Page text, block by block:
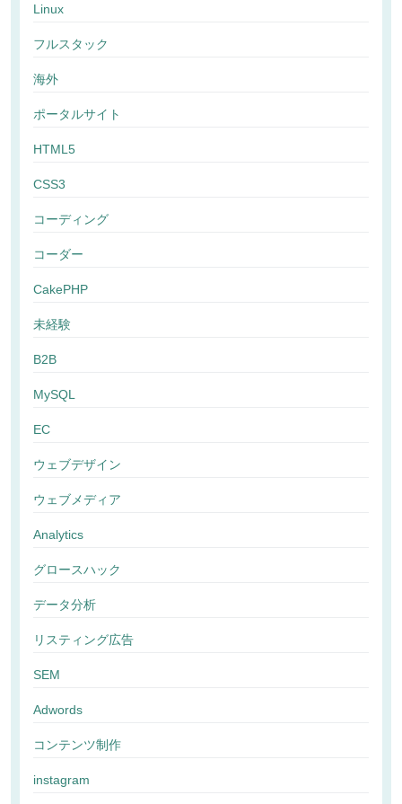
Linux
フルスタック
海外
ポータルサイト
HTML5
CSS3
コーディング
コーダー
CakePHP
未経験
B2B
MySQL
EC
ウェブデザイン
ウェブメディア
Analytics
グロースハック
データ分析
リスティング広告
SEM
Adwords
コンテンツ制作
instagram